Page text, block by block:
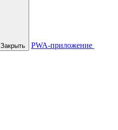
Закрыть PWA-приложение